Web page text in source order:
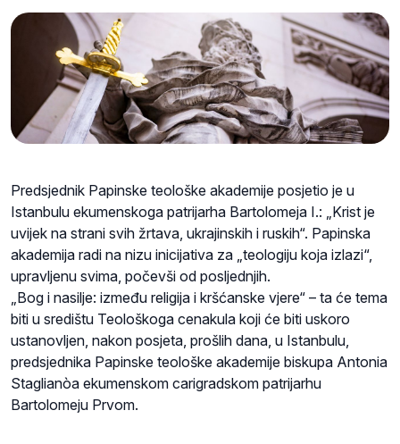
Predsjednik Papinske teološke akademije posjetio je u
Istanbulu ekumenskoga patrijarha Bartolomeja I.: „Krist je
uvijek na strani svih žrtava, ukrajinskih i ruskih“. Papinska
akademija radi na nizu inicijativa za „teologiju koja izlazi“,
upravljenu svima, počevši od posljednjih.
„Bog i nasilje: između religija i kršćanske vjere“ – ta će tema
biti u središtu Teološkoga cenakula koji će biti uskoro
ustanovljen, nakon posjeta, prošlih dana, u Istanbulu,
predsjednika Papinske teološke akademije biskupa Antonia
Staglianòa ekumenskom carigradskom patrijarhu
Bartolomeju Prvom.